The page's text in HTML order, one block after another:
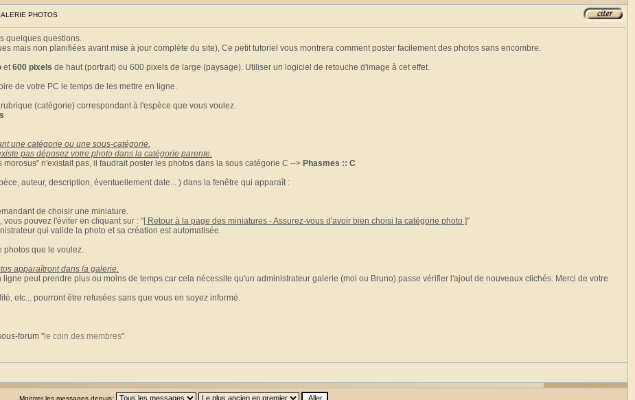
PHOTOS
quelques questions.
mais non planifiées avant mise à jour complète du site), Ce petit tutoriel vous montrera comment poster facilement des photos sans encombre.
et600 pixels de haut (portrait) ou 600 pixels de large (paysage). Utiliser un logiciel de retouche d'image à cet effet.
de votre PC le temps de les mettre en ligne.
(catégorie) correspondant à l'espèce que vous voulez.
une catégorie ou une sous-catégorie.
pas déposez votre photo dans la catégorie parente.
n'existait pas, il faudrait poster les photos dans la sous catégorie C --> Phasmes :: C
auteur, description, éventuellement date... ) dans la fenêtre qui apparaît :
de choisir une miniature.
, vous pouvez l'éviter en cliquant sur : "[ Retour à la page des miniatures - Assurez-vous d'avoir bien choisi la catégorie photo ]"
qui valide la photo et sa création est automatisée.
photos que le voulez.
apparaîtront dans la galerie.
peut prendre plus ou moins de temps car cela nécessite qu'un administrateur galerie (moi ou Bruno) passe vérifier l'ajout de nouveaux clichés. Merci de votre
etc... pourront être refusées sans que vous en soyez informé.
forum " le coin des membres"
Montrer les messages depuis: